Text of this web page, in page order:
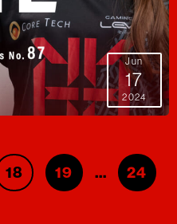
Jun
17
2024
18 19 … 24